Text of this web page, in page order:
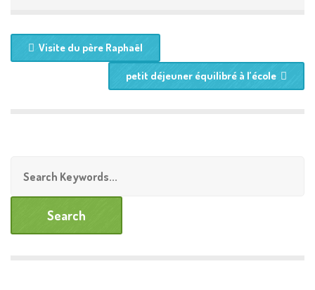
Visite du père Raphaël
petit déjeuner équilibré à l’école